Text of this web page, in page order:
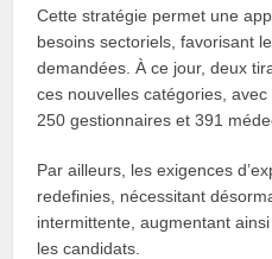
Cette stratégie permet une
besoins sectoriels, favorisant
demandées. À ce jour, deux
ces nouvelles catégories,
250 gestionnaires et 391
Par ailleurs, les exigences
redefinies, nécessitant
intermittente, augmentant
les candidats.